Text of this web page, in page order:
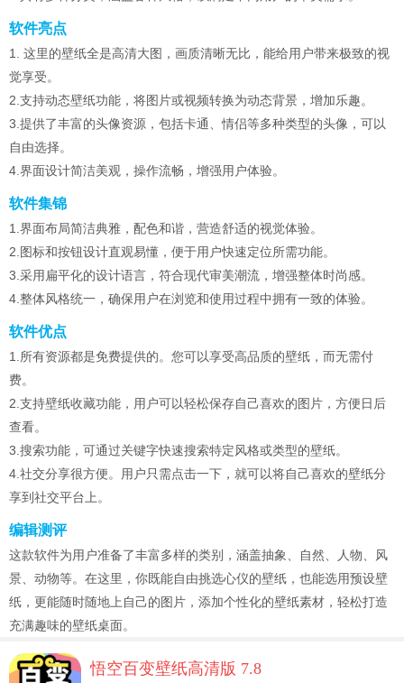
软件亮点
1. 这里的壁纸全是高清大图，画质清晰无比，能给用户带来极致的视
觉享受。
2.支持动态壁纸功能，将图片或视频转换为动态背景，增加乐趣。
3.提供了丰富的头像资源，包括卡通、情侣等多种类型的头像，可以
自由选择。
4.界面设计简洁美观，操作流畅，增强用户体验。
软件集锦
1.界面布局简洁典雅，配色和谐，营造舒适的视觉体验。
2.图标和按钮设计直观易懂，便于用户快速定位所需功能。
3.采用扁平化的设计语言，符合现代审美潮流，增强整体时尚感。
4.整体风格统一，确保用户在浏览和使用过程中拥有一致的体验。
软件优点
1.所有资源都是免费提供的。您可以享受高品质的壁纸，而无需付
费。
2.支持壁纸收藏功能，用户可以轻松保存自己喜欢的图片，方便日后
查看。
3.搜索功能，可通过关键字快速搜索特定风格或类型的壁纸。
4.社交分享很方便。用户只需点击一下，就可以将自己喜欢的壁纸分
享到社交平台上。
编辑测评
这款软件为用户准备了丰富多样的类别，涵盖抽象、自然、人物、风
景、动物等。在这里，你既能自由挑选心仪的壁纸，也能选用预设壁
纸，更能随时随地上自己的图片，添加个性化的壁纸素材，轻松打造
充满趣味的壁纸桌面。
悟空百变壁纸高清版 7.8